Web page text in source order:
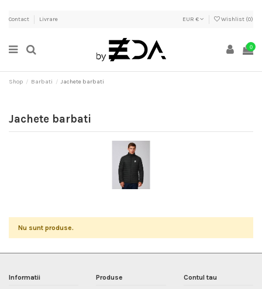
Contact Livrare EUR € Wishlist (0)
0
Shop Barbati Jachete barbati
Jachete barbati
Nu sunt produse.
Informatii Produse Contul tau